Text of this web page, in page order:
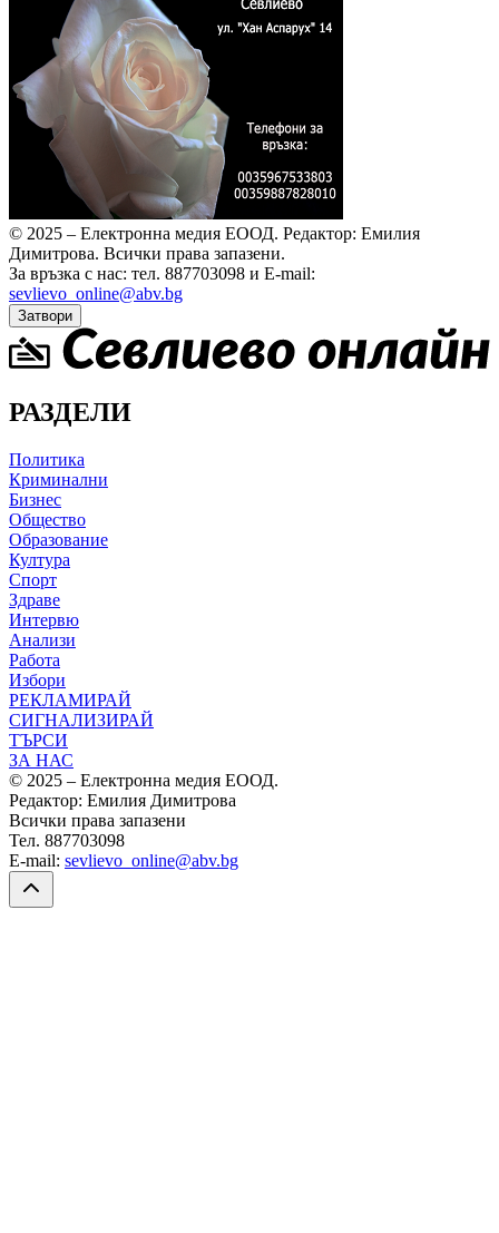
© 2025 – Електронна медия ЕООД. Редактор: Емилия
Димитрова. Всички права запазени.
За връзка с нас: тел. 887703098 и E-mail:
sevlievo_online@abv.bg
Затвори
РАЗДЕЛИ
Политика
Криминални
Бизнес
Общество
Образование
Култура
Спорт
Здраве
Интервю
Анализи
Работа
Избори
РЕКЛАМИРАЙ
СИГНАЛИЗИРАЙ
ТЪРСИ
ЗА НАС
© 2025 – Електронна медия ЕООД.
Редактор: Емилия Димитрова
Всички права запазени
Тел. 887703098
E-mail: sevlievo_online@abv.bg